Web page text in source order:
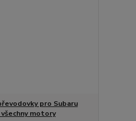
pro Subaru
motory